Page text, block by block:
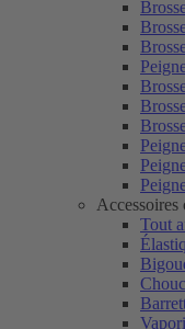
Accessoires
Tout